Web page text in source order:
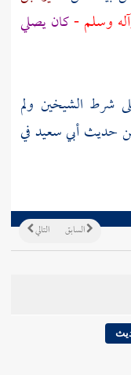
وسلم -كان يصلي
الشيخين ولم
حديثأبي سعيدفي
التالي السابق